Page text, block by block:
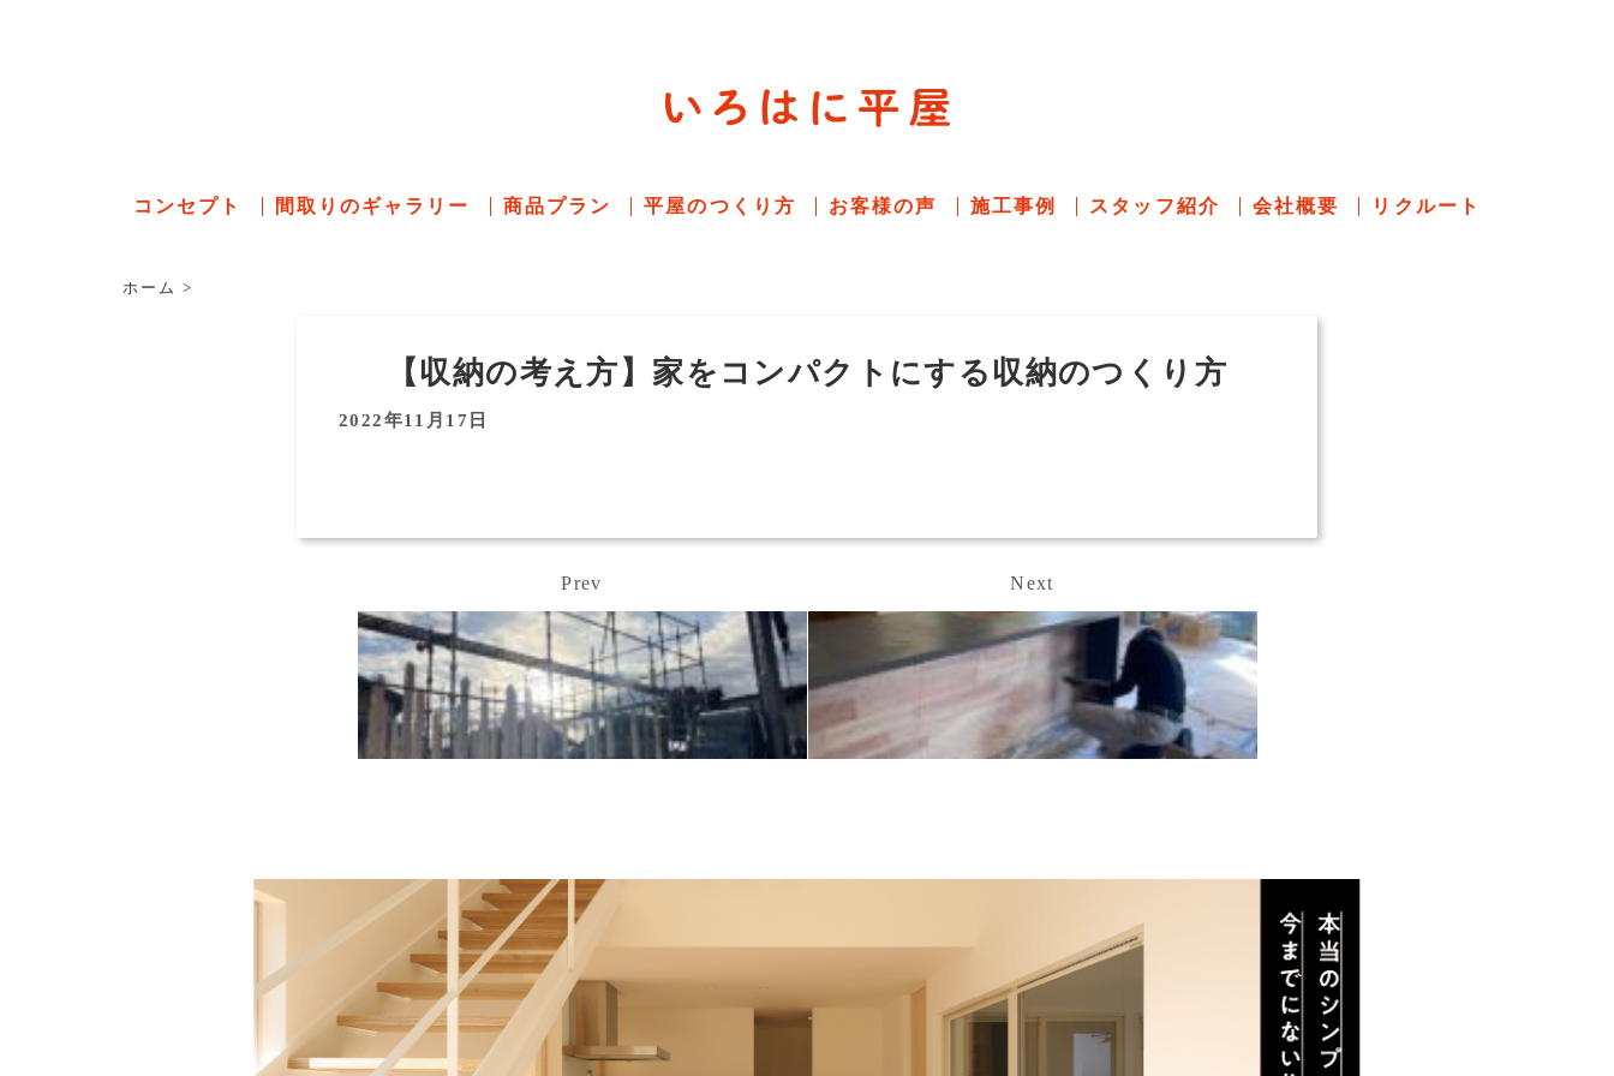
コンセプト 間取りのギャラリー 商品プラン 平屋のつくり方 お客様の声 施工事例 スタッフ紹介 会社概要 リクルート
ホーム >
【収納の考え方】家をコンパクトにする収納のつくり方
2022年11月17日
Prev Next